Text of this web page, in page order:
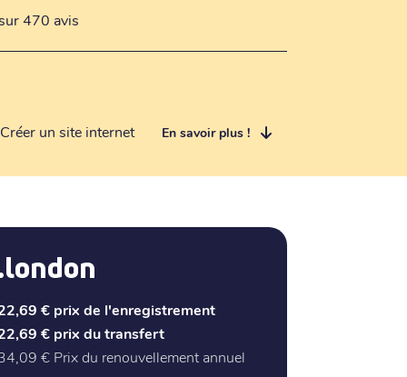
470 avis
Créer un site internet En savoir plus !
€ prix de l'enregistrement
€ prix du transfert
€ Prix du renouvellement annuel